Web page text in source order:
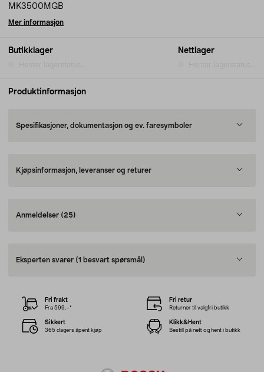
Butikklager Nettlager
MK3500MGB
Mer informasjon
Produktinformasjon
Spesifikasjoner, dokumentasjon og ev. faresymboler
Kjøpsinformasjon, leveranser og returer
Anmeldelser (25)
Eksperten svarer (1 besvart spørsmål)
Fri frakt
Fra 599,–*
Fri retur
Returner til valgfri butikk
Sikkert
365 dagers åpent kjøp
Klikk&Hent
Bestill på nett og hent i butikk